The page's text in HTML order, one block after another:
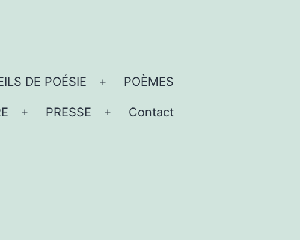
DE POÉSIE
Ouvrir
le
POÈMES
Ouvrir
PRESSE
Ouvrir
Contact